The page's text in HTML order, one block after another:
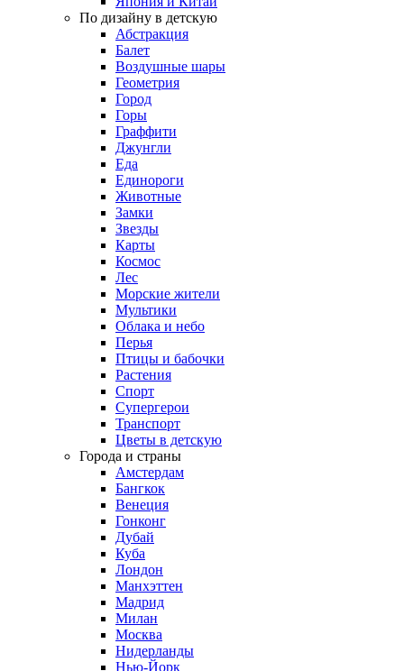
По дизайну в детскую
Абстракция
Балет
Воздушные шары
Геометрия
Город
Горы
Граффити
Джунгли
Еда
Единороги
Животные
Замки
Звезды
Карты
Космос
Лес
Морские жители
Мультики
Облака и небо
Перья
Птицы и бабочки
Растения
Спорт
Супергерои
Транспорт
Цветы в детскую
Города и страны
Амстердам
Бангкок
Венеция
Гонконг
Дубай
Куба
Лондон
Манхэттен
Мадрид
Милан
Москва
Нидерланды
Нью-Йорк